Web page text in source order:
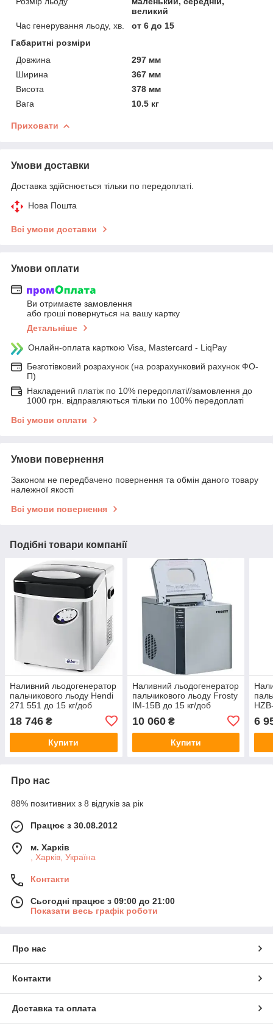
великий
Час генерування льоду, хв.
от 6 до 15
Габаритні розміри
Довжина
297 мм
Ширина
367 мм
Висота
378 мм
Вага
10.5 кг
Приховати
Умови доставки
Доставка здійснюється тільки по передоплаті.
Нова Пошта
Всі умови доставки
Умови оплати
Ви отримаєте замовлення
або гроші повернуться на вашу картку
Детальніше
Онлайн-оплата карткою Visa, Mastercard - LiqPay
Безготівковий розрахунок (на розрахунковий рахунок ФО-
П)
Накладений платіж по 10% передоплаті//замовлення до
1000 грн. відправляються тільки по 100% передоплаті
Всі умови оплати
Умови повернення
Законом не передбачено повернення та обмін даного товару
належної якості
Всі умови повернення
Подібні товари компанії
Наливний льодогенератор
пальчикового льоду Hendi
271 551 до 15 кг/доб
18 746 ₴
Купити
Наливний льодогенератор
пальчикового льоду Frosty
IM-15B до 15 кг/доб
10 060₴
Купити
6
Про нас
88% позитивних з 8 відгуків за рік
Працює з 30.08.2012
м. Харків
, Харків, Україна
Контакти
Сьогодні працює з 09:00 до 21:00
Показати весь графік роботи
Про нас
Контакти
Доставка та оплата